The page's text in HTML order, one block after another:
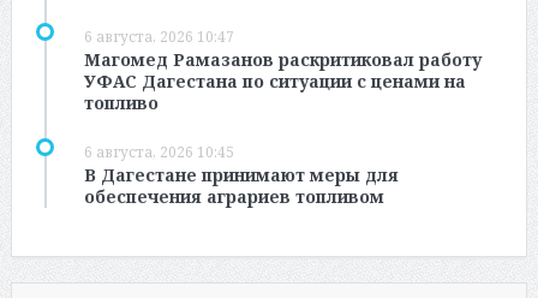
6 августа, 2026 10:47
Магомед Рамазанов раскритиковал работу
УФАС Дагестана по ситуации с ценами на
топливо
6 августа, 2026 10:45
В Дагестане принимают меры для
обеспечения аграриев топливом